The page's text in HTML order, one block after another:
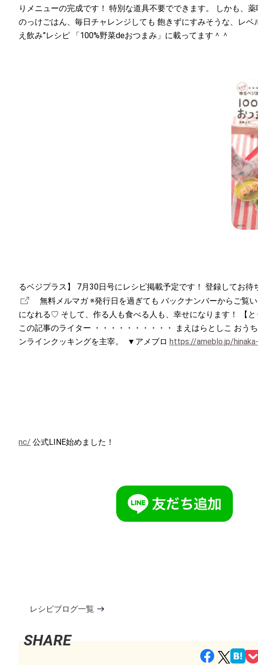
りメニューの完成です！ 特別な道具不要でできます。 しかも、
のっけごはん、毎日チャレンジしても 飽きずにすみそうな、レ
え飲み”レシピ 「100%野菜deおつまみ」に載ってます＾＾
るベジプラス】 7月30日号にレシピ掲載予定です！ 登録して
無料メルマガ ※発行日を過ぎても バックナンバーからご覧
になれる♡ そして、作る人も食べる人も、幸せになります！ 【
この記事のライター ・・・・・・・・・・ まえはらとしこ おう
ンラインクッキングを主宰。
▼アメブロ https://ameblo.jp/
nc/ 公式LINE始めました！
レシピブログ一覧